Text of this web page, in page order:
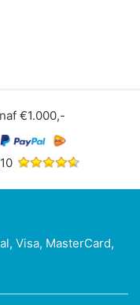
€1.000,-
Visa, MasterCard,